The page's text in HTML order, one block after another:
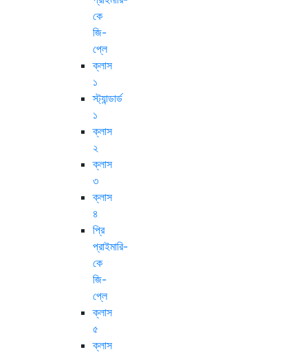
কে
জি-
প্লে
ক্লাস
১
স্ট্যান্ডার্ড
১
ক্লাস
২
ক্লাস
৩
ক্লাস
৪
প্রি
প্রাইমারি-
কে
জি-
প্লে
ক্লাস
৫
ক্লাস